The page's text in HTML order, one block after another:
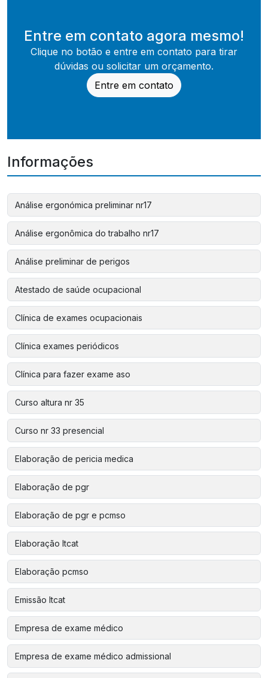
Entre em contato agora mesmo!
Clique no botão e entre em contato para tirar
dúvidas ou solicitar um orçamento.
Entre em contato
Informações
Análise ergonómica preliminar nr17
Análise ergonômica do trabalho nr17
Análise preliminar de perigos
Atestado de saúde ocupacional
Clínica de exames ocupacionais
Clínica exames periódicos
Clínica para fazer exame aso
Curso altura nr 35
Curso nr 33 presencial
Elaboração de pericia medica
Elaboração de pgr
Elaboração de pgr e pcmso
Elaboração ltcat
Elaboração pcmso
Emissão ltcat
Empresa de exame médico
Empresa de exame médico admissional